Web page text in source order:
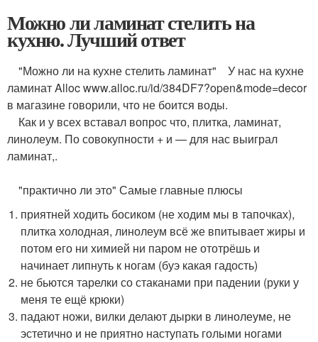
Можно ли ламинат стелить на
кухню. Лучший ответ
"Можно ли на кухне стелить ламинат" У нас на кухне
ламинат Alloc www.alloc.ru/id/384DF7?open&mode=decor
в магазине говорили, что не боится воды.
Как и у всех вставал вопрос что, плитка, ламинат,
линолеум. По совокупности + и — для нас выиграл
ламинат,.
"практично ли это" Самые главные плюсы
приятней ходить босиком (не ходим мы в тапочках),
плитка холодная, линолеум всё же впитывает жиры и
потом его ни химией ни паром не ототрёшь и
начинает липнуть к ногам (буэ какая гадость)
не бьются тарелки со стаканами при падении (руки у
меня те ещё крюки)
падают ножи, вилки делают дырки в линолеуме, не
эстетично и не приятно наступать голыми ногами